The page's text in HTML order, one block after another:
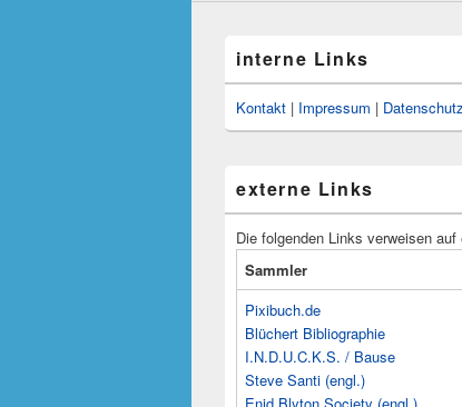
interne Links
Kontakt | Impressum |
externe Links
Die folgenden Links verweisen
Sammler
Pixibuch.de
Blüchert Bibliographie
I.N.D.U.C.K.S. / Bause
Steve Santi (engl.)